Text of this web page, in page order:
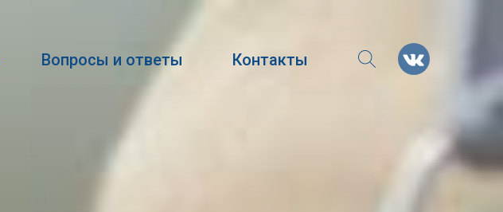
Вопросы и ответы Контакты